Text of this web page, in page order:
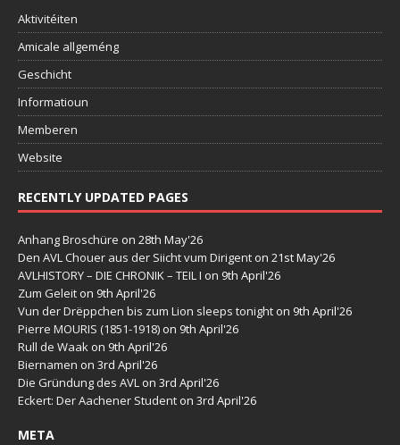
Aktivitéiten
Amicale allgeméng
Geschicht
Informatioun
Memberen
Website
RECENTLY UPDATED PAGES
Anhang Broschüre on 28th May'26
Den AVL Chouer aus der Siicht vum Dirigent on 21st May'26
AVLHISTORY – DIE CHRONIK – TEIL I on 9th April'26
Zum Geleit on 9th April'26
Vun der Drëppchen bis zum Lion sleeps tonight on 9th April'26
Pierre MOURIS (1851-1918) on 9th April'26
Rull de Waak on 9th April'26
Biernamen on 3rd April'26
Die Gründung des AVL on 3rd April'26
Eckert: Der Aachener Student on 3rd April'26
META